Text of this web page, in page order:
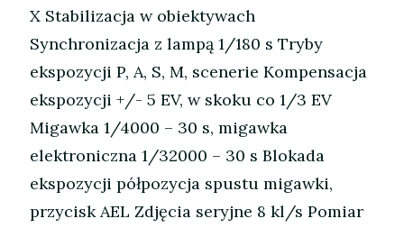
X Stabilizacja w obiektywach
Synchronizacja z lampą 1/180 s Tryby
ekspozycji P, A, S, M, scenerie Kompensacja
ekspozycji +/- 5 EV, w skoku co 1/3 EV
Migawka 1/4000 – 30 s, migawka
elektroniczna 1/32000 – 30 s Blokada
ekspozycji półpozycja spustu migawki,
przycisk AEL Zdjęcia seryjne 8 kl/s Pomiar